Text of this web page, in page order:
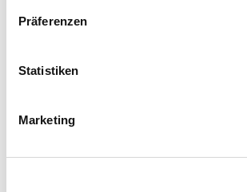
auf die Browserdaten. Weitere
unsererDatenschutzerklärung
Präferenzen
Statistiken
Marketing